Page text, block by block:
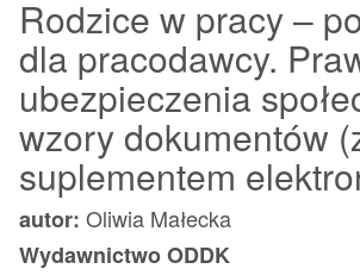
Rodzice w pracy –
dla pracodawcy.
ubezpieczenia
wzory dokumentów
suplementem
autor: Oliwia Małecka
Wydawnictwo ODDK